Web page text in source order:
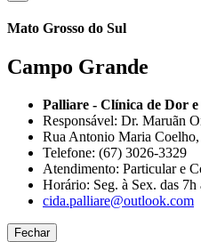
Mato Grosso do Sul
Campo Grande
Palliare - Clínica de Dor
Responsável: Dr. Maruãn
Rua Antonio Maria
Telefone: (67) 3026-3329
Atendimento: Particular e
Horário: Seg. à Sex. das 7h
cida.palliare@outlook.com
Fechar